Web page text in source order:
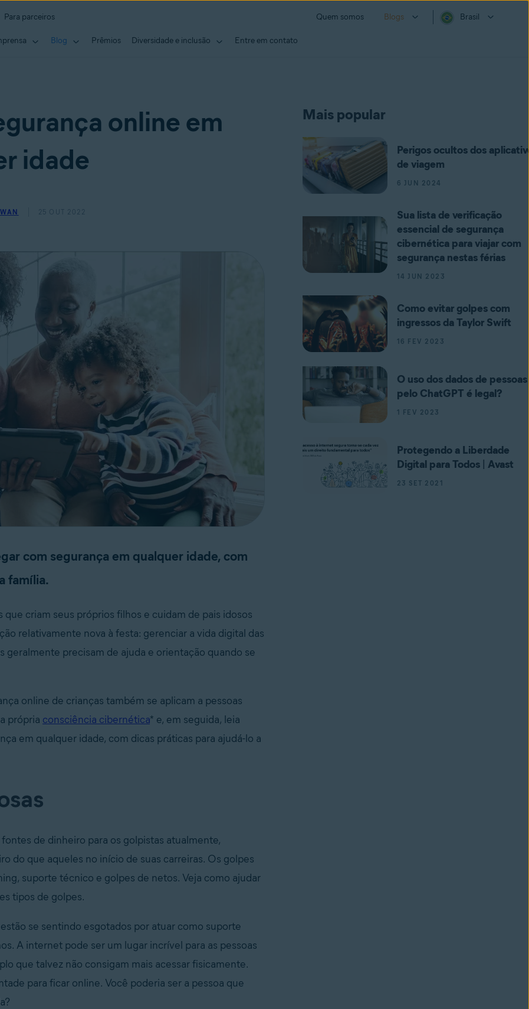
Para parceiros Quem somos Blogs Brasil
Blog Prêmios Diversidade e inclusão Entre em contato
online em
idade
25 OUT 2022
com segurança em qualquer idade, com
família.
criam seus próprios filhos e cuidam de pais idosos
relativamente nova à festa: gerenciar a vida digital das
geralmente precisam de ajuda e orientação quando se
online de crianças também se aplicam a pessoas
própria consciência cibernética* e, em seguida, leia
em qualquer idade, com dicas práticas para ajudá-lo a
de dinheiro para os golpistas atualmente,
do que aqueles no início de suas carreiras. Os golpes
suporte técnico e golpes de netos. Veja como ajudar
tipos de golpes.
se sentindo esgotados por atuar como suporte
A internet pode ser um lugar incrível para as pessoas
que talvez não consigam mais acessar fisicamente.
para ficar online. Você poderia ser a pessoa que
Mais popular
Perigos ocultos dos
de viagem
6 JUN 2024
Sua lista de verificação
essencial de segurança
cibernética para viajar com
segurança nestas férias
14 JUN 2023
Como evitar golpes com
ingressos da Taylor Swift
16 FEV 2023
O uso dos dados de pessoas
pelo ChatGPT é legal?
1 FEV 2023
Protegendo a Liberdade
Digital para Todos | Avast
23 SET 2021